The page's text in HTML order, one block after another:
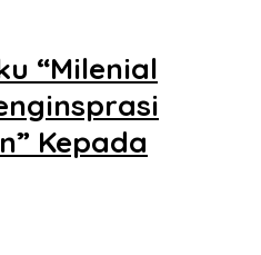
“Milenial
Kepada